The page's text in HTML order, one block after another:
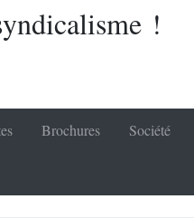
!
Brochures Société